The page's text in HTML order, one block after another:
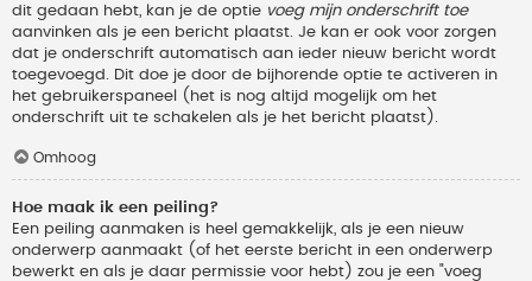
dit gedaan hebt, kan je de optie voeg mijn onderschrift toe
aanvinken als je een bericht plaatst. Je kan er ook voor zorgen
dat je onderschrift automatisch aan ieder nieuw bericht wordt
toegevoegd. Dit doe je door de bijhorende optie te activeren in
het gebruikerspaneel (het is nog altijd mogelijk om het
onderschrift uit te schakelen als je het bericht plaatst).
Omhoog
Hoe maak ik een peiling?
Een peiling aanmaken is heel gemakkelijk, als je een nieuw
onderwerp aanmaakt (of het eerste bericht in een onderwerp
bewerkt en als je daar permissie voor hebt) zou je een "voeg